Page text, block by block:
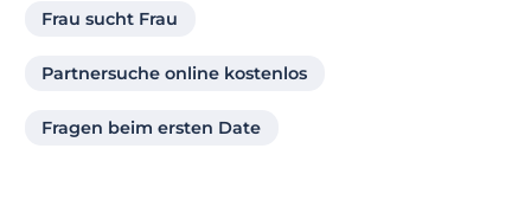
Frau sucht Frau
Partnersuche online kostenlos
Fragen beim ersten Date